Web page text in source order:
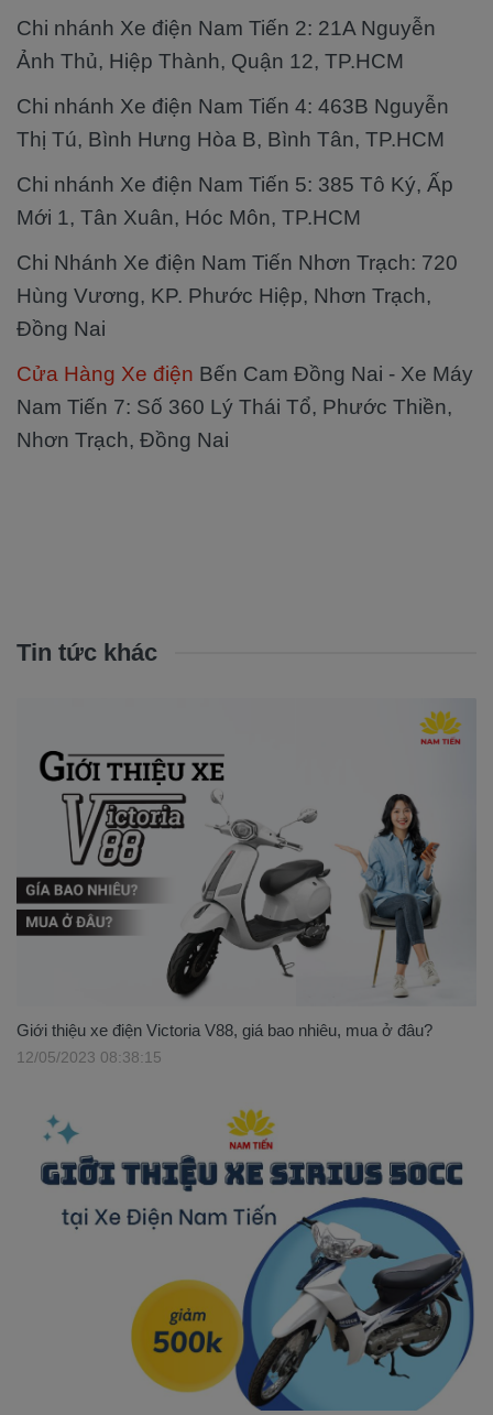
Chi nhánh Xe điện Nam Tiến 2: 21A Nguyễn
Ảnh Thủ, Hiệp Thành, Quận 12, TP.HCM
Chi nhánh Xe điện Nam Tiến 4: 463B Nguyễn
Thị Tú, Bình Hưng Hòa B, Bình Tân, TP.HCM
Chi nhánh Xe điện Nam Tiến 5: 385 Tô Ký, Ấp
Mới 1, Tân Xuân, Hóc Môn, TP.HCM
Chi Nhánh Xe điện Nam Tiến Nhơn Trạch: 720
Hùng Vương, KP. Phước Hiệp, Nhơn Trạch,
Đồng Nai
Cửa Hàng Xe điện Bến Cam Đồng Nai - Xe Máy
Nam Tiến 7: Số 360 Lý Thái Tổ, Phước Thiền,
Nhơn Trạch, Đồng Nai
Tin tức khác
Giới thiệu xe điện Victoria V88, giá bao nhiêu, mua ở đâu?
12/05/2023 08:38:15